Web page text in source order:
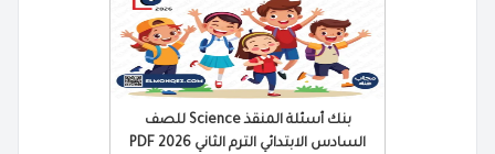
بنك أسئلة المنقذ Science للصف
السادس الابتدائي الترم الثاني 2026 PDF